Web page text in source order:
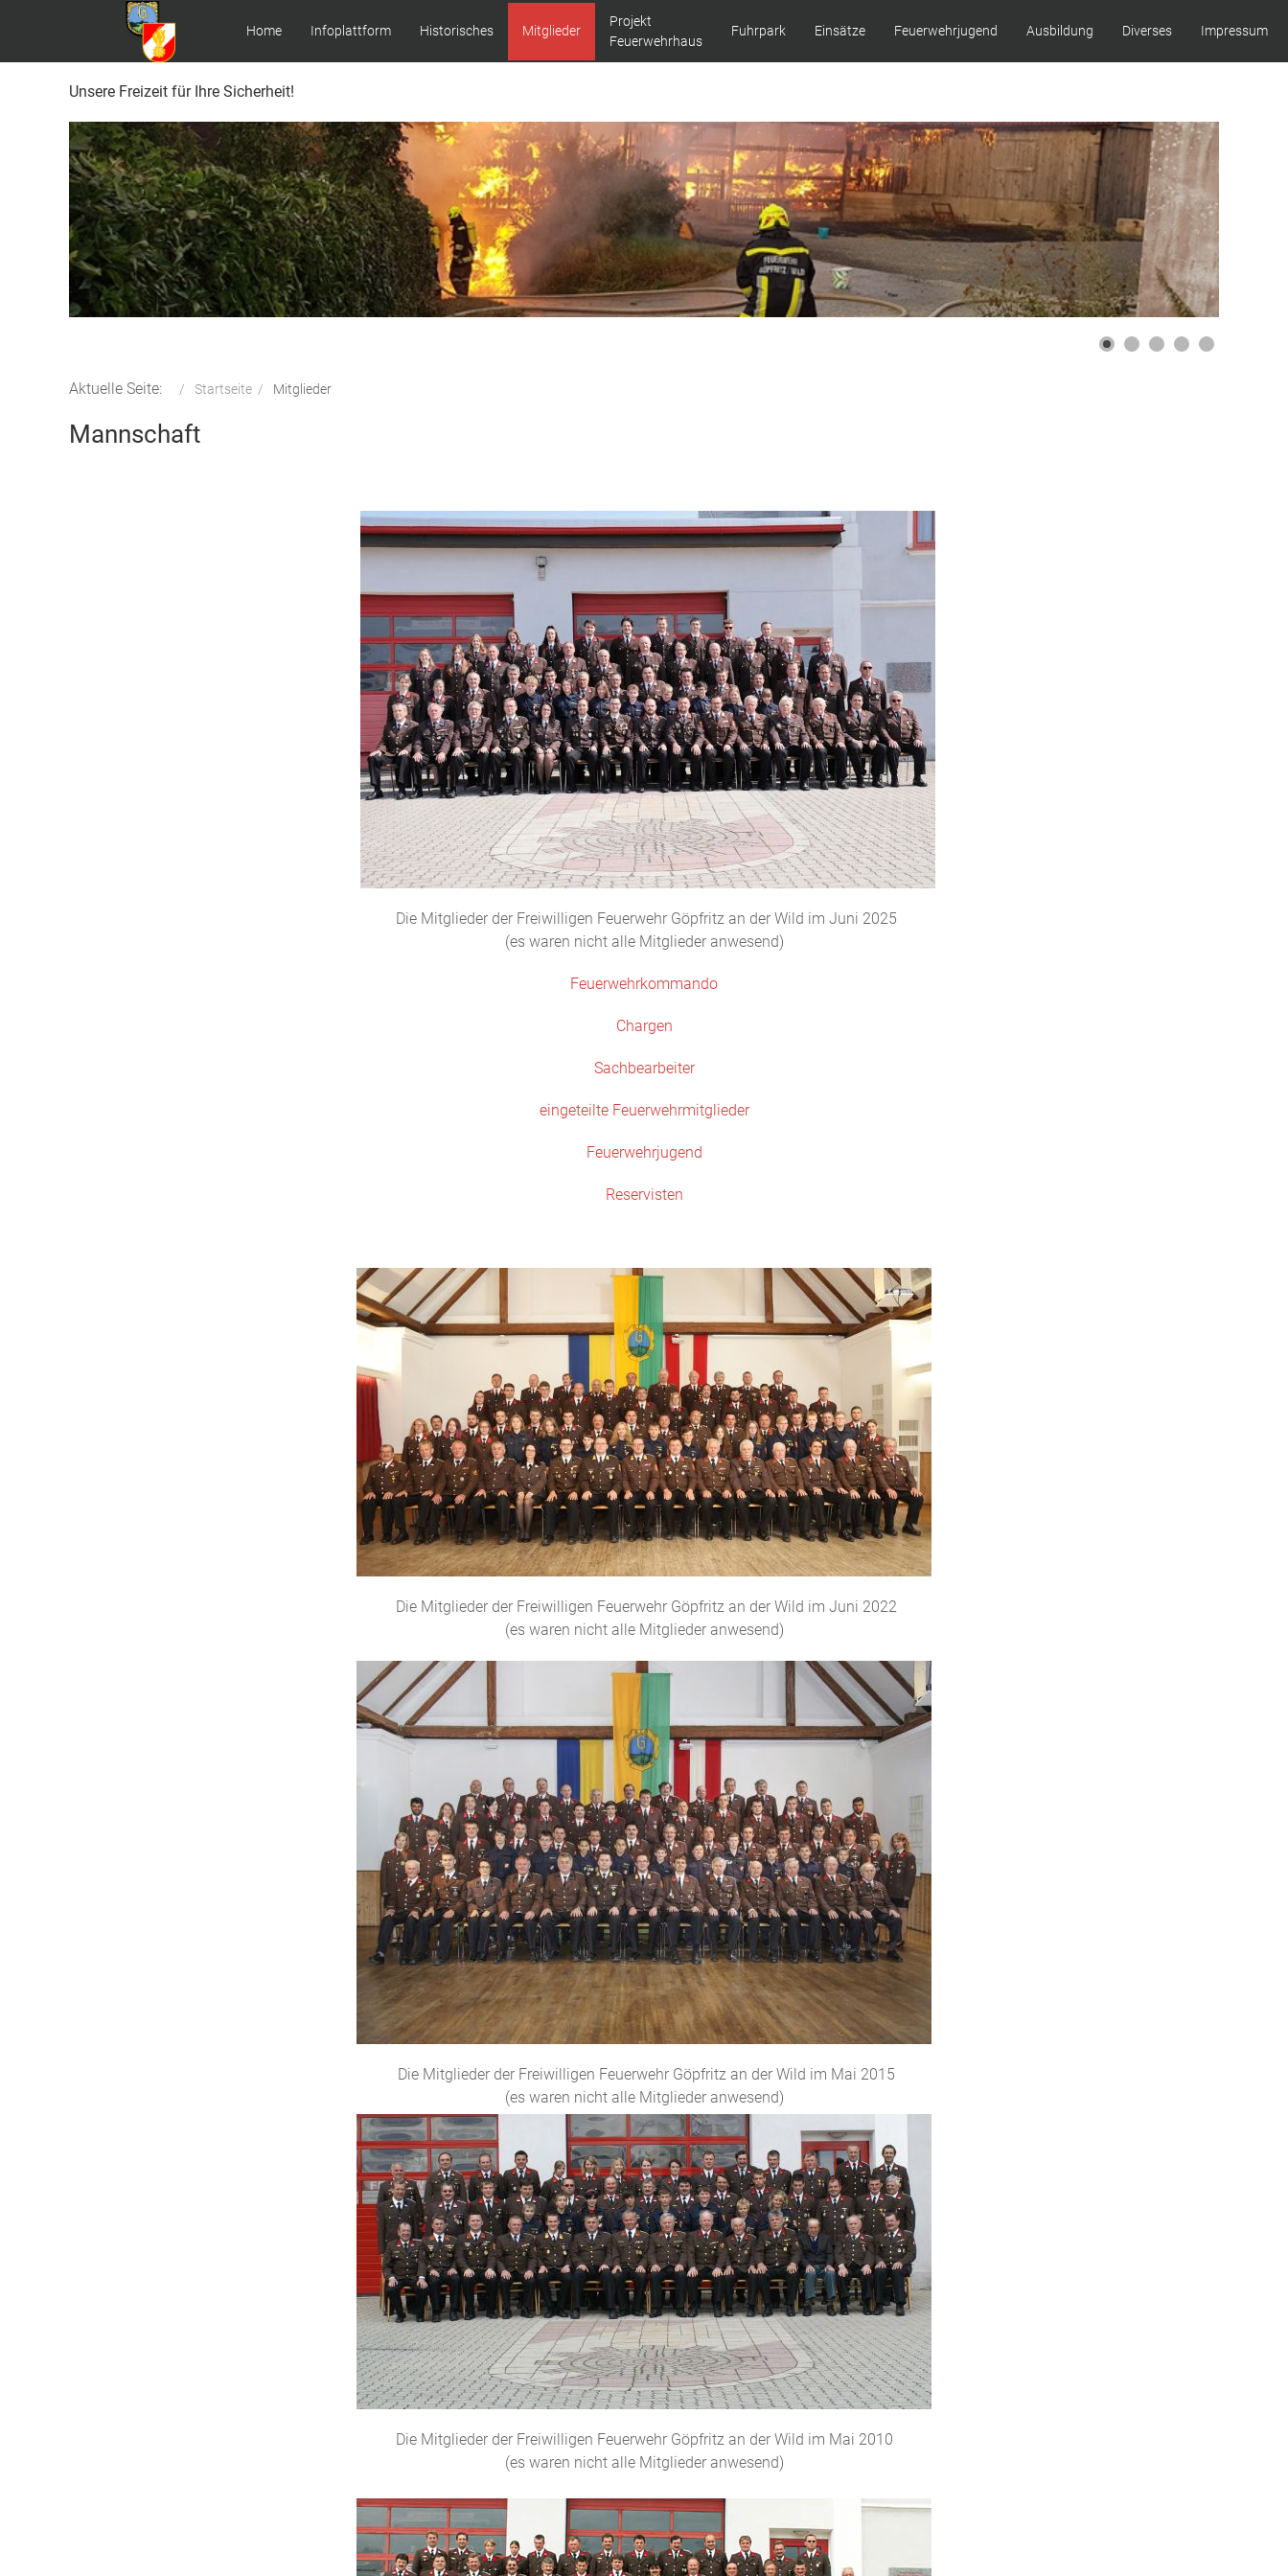
Home Infoplattform Historisches Mitglieder
Projekt
Feuerwehrhaus
Fuhrpark Einsätze Feuerwehrjugend Ausbildung Diverses Impressum
Unsere Freizeit für Ihre Sicherheit!
Aktuelle Seite: Startseite Mitglieder
Mannschaft
Die Mitglieder der Freiwilligen Feuerwehr Göpfritz an der Wild im Juni 2025
(es waren nicht alle Mitglieder anwesend)
Feuerwehrkommando
Chargen
Sachbearbeiter
eingeteilte Feuerwehrmitglieder
Feuerwehrjugend
Reservisten
Die Mitglieder der Freiwilligen Feuerwehr Göpfritz an der Wild im Juni 2022
(es waren nicht alle Mitglieder anwesend)
Die Mitglieder der Freiwilligen Feuerwehr Göpfritz an der Wild im Mai 2015
(es waren nicht alle Mitglieder anwesend)
Die Mitglieder der Freiwilligen Feuerwehr Göpfritz an der Wild im Mai 2010
(es waren nicht alle Mitglieder anwesend)